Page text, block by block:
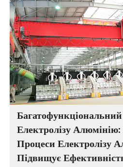
Електролізу
Процеси Електролізу
Підвищує